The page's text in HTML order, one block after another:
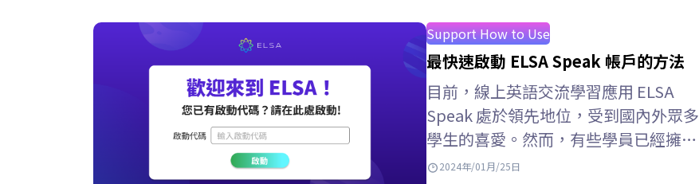
Support How to Use
最快速啟動 ELSA Speak 帳戶的方法
目前，線上英語交流學習應用 ELSA
Speak 處於領先地位，受到國內外眾多
學生的喜愛。然而，有些學員已經擁有
這個應用程序，但仍然對如何啟動該應
2024年/01月/25日